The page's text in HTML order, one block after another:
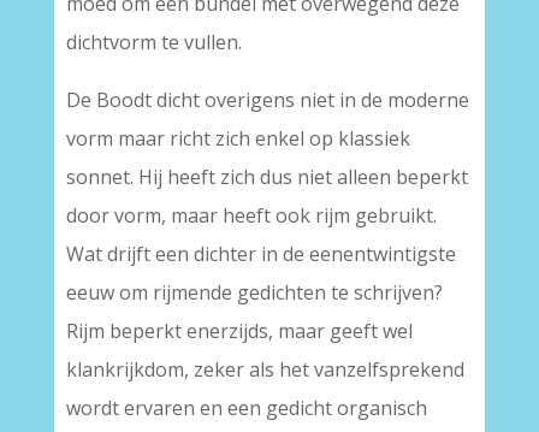
dichtvorm te vullen.
De Boodt dicht overigens niet in de moderne
vorm maar richt zich enkel op klassiek
sonnet. Hij heeft zich dus niet alleen beperkt
door vorm, maar heeft ook rijm gebruikt.
Wat drijft een dichter in de eenentwintigste
eeuw om rijmende gedichten te schrijven?
Rijm beperkt enerzijds, maar geeft wel
klankrijkdom, zeker als het vanzelfsprekend
wordt ervaren en een gedicht organisch